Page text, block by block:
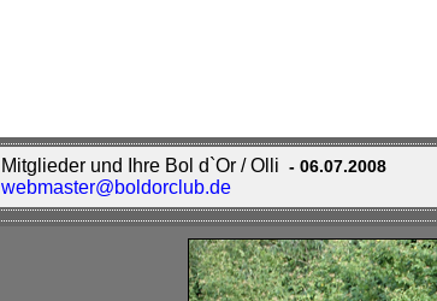
Mitglieder und Ihre Bol d`Or / Olli - 06.07.2008
webmaster@boldorclub.de